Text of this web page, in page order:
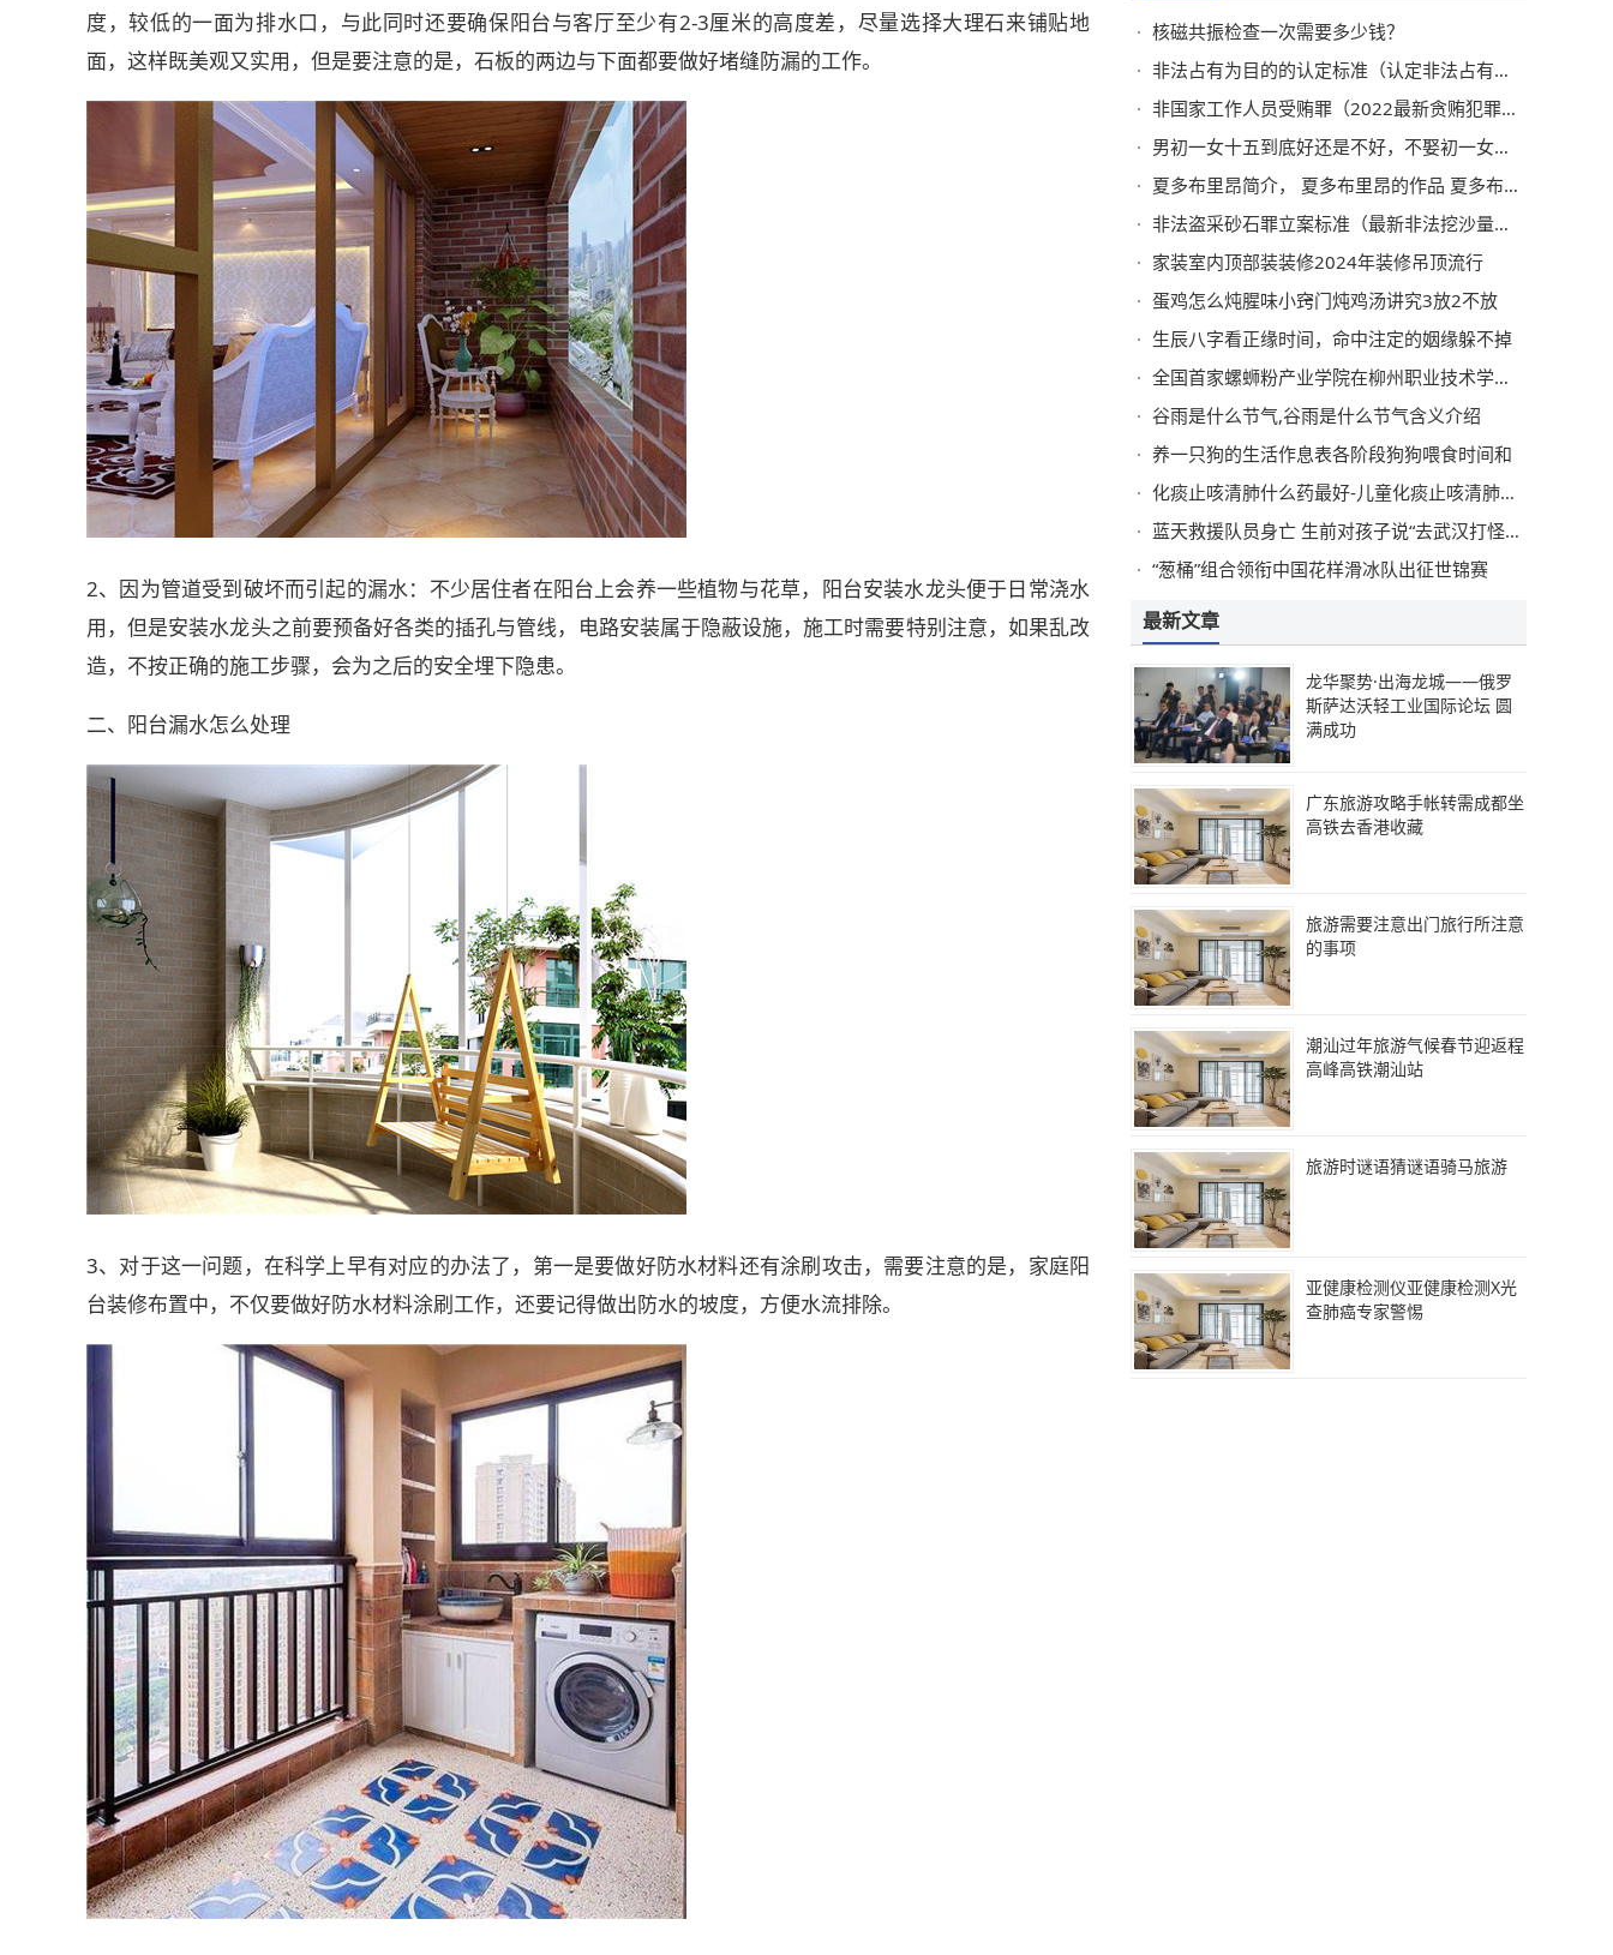
度，较低的一面为排水口，与此同时还要确保阳台与客厅至少有2-3厘米的高度差，尽量选择大理石来铺贴地
面，这样既美观又实用，但是要注意的是，石板的两边与下面都要做好堵缝防漏的工作。
2、因为管道受到破坏而引起的漏水：不少居住者在阳台上会养一些植物与花草，阳台安装水龙头便于日常浇水
用，但是安装水龙头之前要预备好各类的插孔与管线，电路安装属于隐蔽设施，施工时需要特别注意，如果乱改
造，不按正确的施工步骤，会为之后的安全埋下隐患。
二、阳台漏水怎么处理
3、对于这一问题，在科学上早有对应的办法了，第一是要做好防水材料还有涂刷攻击，需要注意的是，家庭阳
台装修布置中，不仅要做好防水材料涂刷工作，还要记得做出防水的坡度，方便水流排除。
核磁共振检查一次需要多少钱？
非法占有为目的的认定标准（认定非法占有的故意）
非国家工作人员受贿罪（2022最新贪贿犯罪量刑标准）
男初一女十五到底好还是不好，不娶初一女不嫁十五男
夏多布里昂简介， 夏多布里昂的作品 夏多布里昂代表作
非法盗采砂石罪立案标准（最新非法挖沙量刑标准）
家装室内顶部装装修2024年装修吊顶流行
蛋鸡怎么炖腥味小窍门炖鸡汤讲究3放2不放
生辰八字看正缘时间，命中注定的姻缘躲不掉
全国首家螺蛳粉产业学院在柳州职业技术学院揭牌
谷雨是什么节气,谷雨是什么节气含义介绍
养一只狗的生活作息表各阶段狗狗喂食时间和
化痰止咳清肺什么药最好-儿童化痰止咳清肺什么药最好
蓝天救援队员身亡 生前对孩子说“去武汉打怪兽了”
“葱桶”组合领衔中国花样滑冰队出征世锦赛
最新文章
龙华聚势·出海龙城——俄罗
斯萨达沃轻工业国际论坛 圆
满成功
广东旅游攻略手帐转需成都坐
高铁去香港收藏
旅游需要注意出门旅行所注意
的事项
潮汕过年旅游气候春节迎返程
高峰高铁潮汕站
旅游时谜语猜谜语骑马旅游
亚健康检测仪亚健康检测X光
查肺癌专家警惕